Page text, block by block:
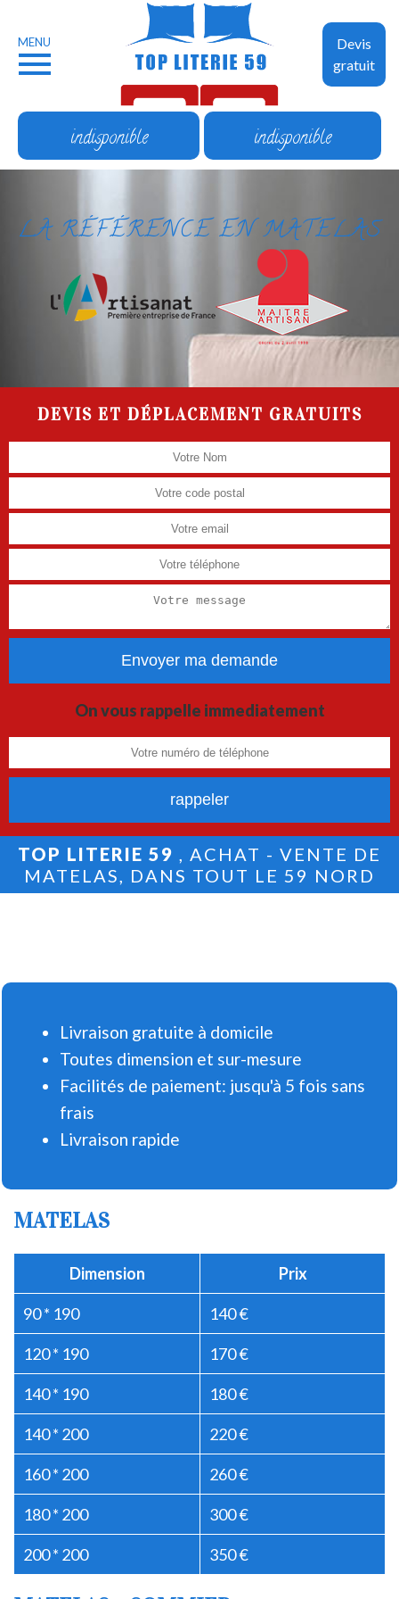
Devis
gratuit
MENU
indisponible indisponible
LA RÉFÉRENCE EN MATELAS
DEVIS ET DÉPLACEMENT GRATUITS
On vous rappelle immediatement
TOP LITERIE 59 , ACHAT - VENTE DE
MATELAS, DANS TOUT LE 59 NORD
Livraison gratuite à domicile
Toutes dimension et sur-mesure
Facilités de paiement: jusqu'à 5 fois sans
frais
Livraison rapide
MATELAS
Dimension Prix
90 * 190 140 €
120 * 190 170 €
140 * 190 180 €
140 * 200 220 €
160 * 200 260 €
180 * 200 300 €
200 * 200 350 €